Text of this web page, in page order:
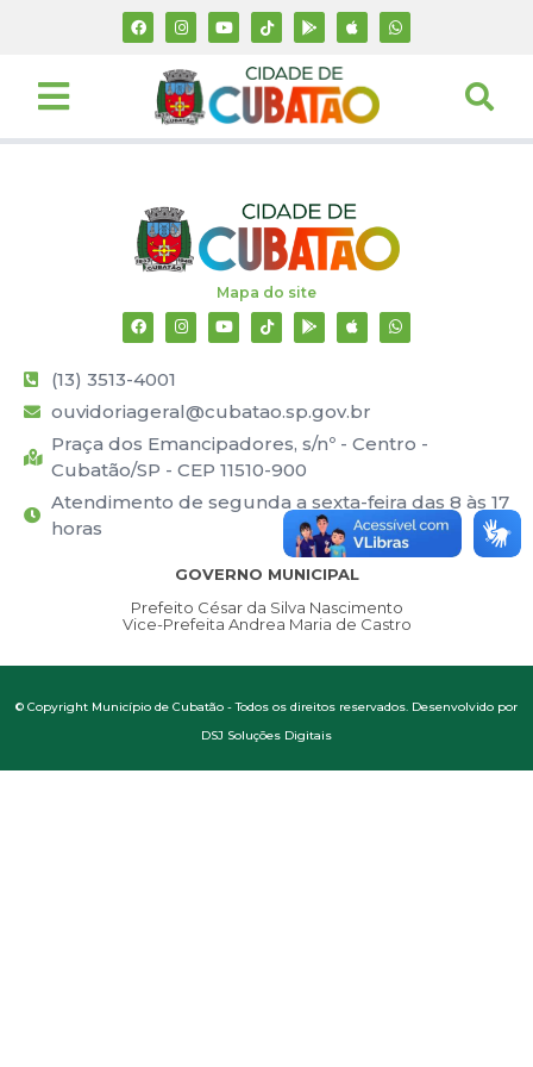
Mapa do site
(13) 3513-4001
ouvidoriageral@cubatao.sp.gov.br
Praça dos Emancipadores, s/nº - Centro -
Cubatão/SP - CEP 11510-900
Atendimento de segunda a sexta-feira das 8 às 17
horas
GOVERNO MUNICIPAL
Prefeito César da Silva Nascimento
Vice-Prefeita Andrea Maria de Castro
© Copyright Município de Cubatão - Todos os direitos reservados. Desenvolvido por
DSJ Soluções Digitais